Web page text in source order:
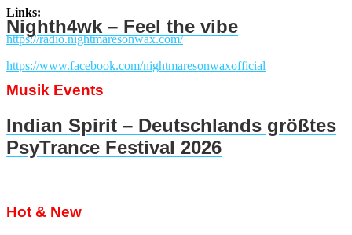
Links:
https://radio.nightmaresonwax.com/
https://www.facebook.com/nightmaresonwaxofficial
Nighth4wk – Feel the vibe
Musik Events
Indian Spirit – Deutschlands größtes
PsyTrance Festival 2026
Hot & New